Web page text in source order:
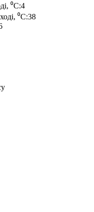
⁰С:4
⁰С:38